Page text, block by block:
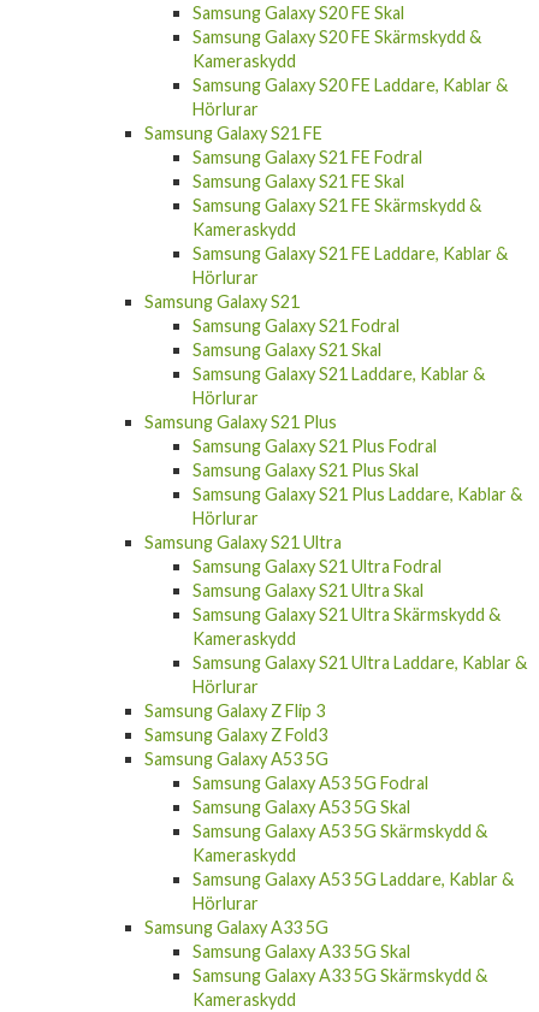
Samsung Galaxy S20 FE Skal
Samsung Galaxy S20 FE Skärmskydd &
Kameraskydd
Samsung Galaxy S20 FE Laddare, Kablar &
Hörlurar
Samsung Galaxy S21 FE
Samsung Galaxy S21 FE Fodral
Samsung Galaxy S21 FE Skal
Samsung Galaxy S21 FE Skärmskydd &
Kameraskydd
Samsung Galaxy S21 FE Laddare, Kablar &
Hörlurar
Samsung Galaxy S21
Samsung Galaxy S21 Fodral
Samsung Galaxy S21 Skal
Samsung Galaxy S21 Laddare, Kablar &
Hörlurar
Samsung Galaxy S21 Plus
Samsung Galaxy S21 Plus Fodral
Samsung Galaxy S21 Plus Skal
Samsung Galaxy S21 Plus Laddare, Kablar &
Hörlurar
Samsung Galaxy S21 Ultra
Samsung Galaxy S21 Ultra Fodral
Samsung Galaxy S21 Ultra Skal
Samsung Galaxy S21 Ultra Skärmskydd &
Kameraskydd
Samsung Galaxy S21 Ultra Laddare, Kablar &
Hörlurar
Samsung Galaxy Z Flip 3
Samsung Galaxy Z Fold3
Samsung Galaxy A53 5G
Samsung Galaxy A53 5G Fodral
Samsung Galaxy A53 5G Skal
Samsung Galaxy A53 5G Skärmskydd &
Kameraskydd
Samsung Galaxy A53 5G Laddare, Kablar &
Hörlurar
Samsung Galaxy A33 5G
Samsung Galaxy A33 5G Skal
Samsung Galaxy A33 5G Skärmskydd &
Kameraskydd